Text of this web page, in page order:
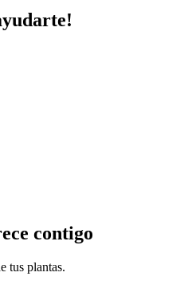
contigo
tus plantas.